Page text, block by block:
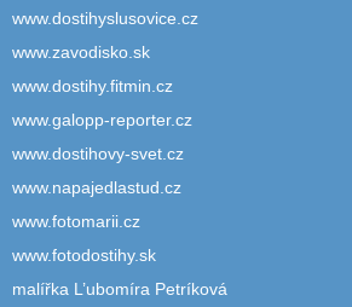
www.dostihyslusovice.cz
www.zavodisko.sk
www.dostihy.fitmin.cz
www.galopp-reporter.cz
www.dostihovy-svet.cz
www.napajedlastud.cz
www.fotomarii.cz
www.fotodostihy.sk
malířka L’ubomíra Petríková